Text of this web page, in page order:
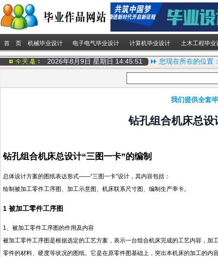
首 页 机械毕业设计 电子电气毕业设计 计算机毕业设计 土木工程毕业
2026年8月9日 星期日 14:45:52 您现在所在的位置
我们提供全套
钻孔组合机床总设
钻孔组合机床总设计“三图一卡”的编制
总体设计方案的图纸表达形式——“三图一卡”设计，其内容包括：
绘制被加工零件工序图、加工示意图、机床联系尺寸图、编制生产率卡。
1 被加工零件工序图
1、被加工零件工序图的作用及内容
被加工零件工序图是根据选定的工艺方案，表示一台组合机床完成的工艺内容，
零件的材料、硬度等状况的图纸。它是在原零件图基础上，突出本机床的加工的